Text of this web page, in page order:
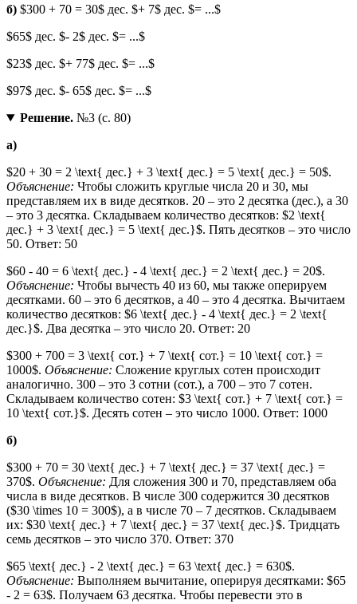
б) $300 + 70 = 30$ дес. $+ 7$ дес. $= ...$
$65$ дес. $- 2$ дес. $= ...$
$23$ дес. $+ 77$ дес. $= ...$
$97$ дес. $- 65$ дес. $= ...$
Решение.№3 (с. 80)
а)
$20 + 30 = 2 \text{ дес.} + 3 \text{ дес.} = 5 \text{ дес.} = 50$.
Объяснение: Чтобы сложить круглые числа 20 и 30, мы
представляем их в виде десятков. 20 – это 2 десятка (дес.), а 30
– это 3 десятка. Складываем количество десятков: $2 \text{
дес.} + 3 \text{ дес.} = 5 \text{ дес.}$. Пять десятков – это число
50. Ответ: 50
$60 - 40 = 6 \text{ дес.} - 4 \text{ дес.} = 2 \text{ дес.} = 20$.
Объяснение: Чтобы вычесть 40 из 60, мы также оперируем
десятками. 60 – это 6 десятков, а 40 – это 4 десятка. Вычитаем
количество десятков: $6 \text{ дес.} - 4 \text{ дес.} = 2 \text{
дес.}$. Два десятка – это число 20. Ответ: 20
$300 + 700 = 3 \text{ сот.} + 7 \text{ сот.} = 10 \text{ сот.} =
1000$. Объяснение: Сложение круглых сотен происходит
аналогично. 300 – это 3 сотни (сот.), а 700 – это 7 сотен.
Складываем количество сотен: $3 \text{ сот.} + 7 \text{ сот.} =
10 \text{ сот.}$. Десять сотен – это число 1000. Ответ: 1000
б)
$300 + 70 = 30 \text{ дес.} + 7 \text{ дес.} = 37 \text{ дес.} =
370$. Объяснение: Для сложения 300 и 70, представляем оба
числа в виде десятков. В числе 300 содержится 30 десятков
($30 \times 10 = 300$), а в числе 70 – 7 десятков. Складываем
их: $30 \text{ дес.} + 7 \text{ дес.} = 37 \text{ дес.}$. Тридцать
семь десятков – это число 370. Ответ: 370
$65 \text{ дес.} - 2 \text{ дес.} = 63 \text{ дес.} = 630$.
Объяснение: Выполняем вычитание, оперируя десятками: $65
- 2 = 63$. Получаем 63 десятка. Чтобы перевести это в